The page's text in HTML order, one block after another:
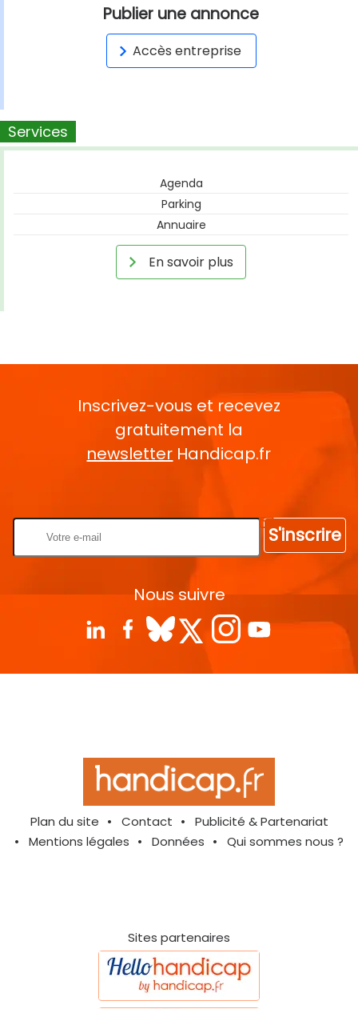
Publier une annonce
Accès entreprise
Services
Agenda
Parking
Annuaire
En savoir plus
Inscrivez-vous et recevez
gratuitement la
newsletter Handicap.fr
S'inscrire
Nous suivre
Plan du site Contact
Publicité & Partenariat
Mentions légales
Données Qui sommes nous ?
Sites partenaires